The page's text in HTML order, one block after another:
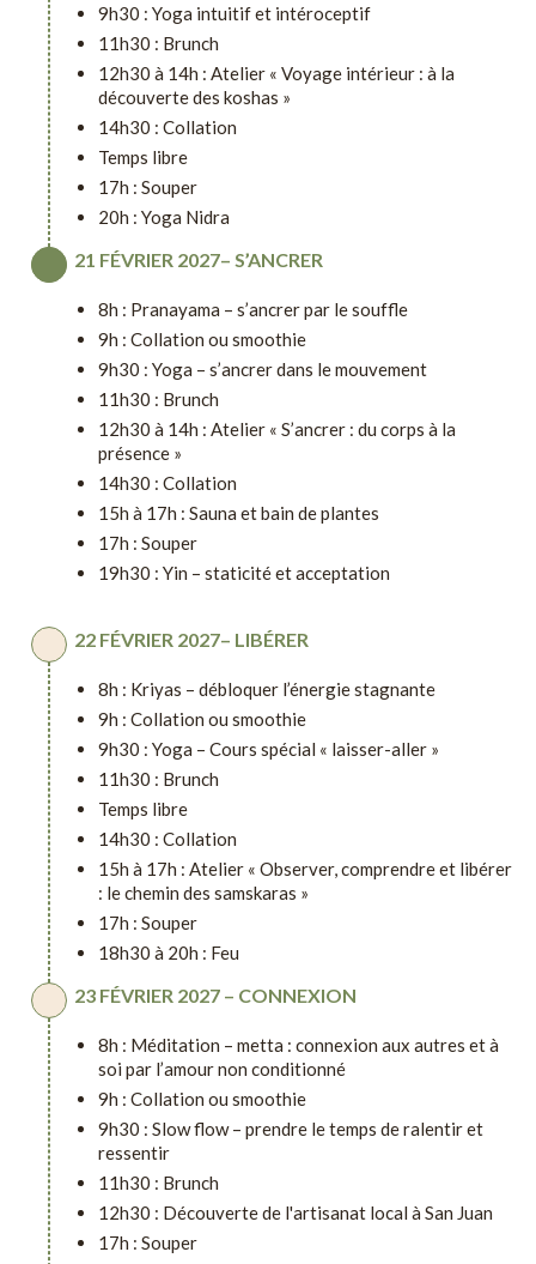
9h30 : Yoga intuitif et intéroceptif
11h30 : Brunch
12h30 à 14h : Atelier « Voyage intérieur : à la
découverte des koshas »
14h30 : Collation
Temps libre
17h : Souper
20h : Yoga Nidra
21 FÉVRIER 2027– S’ANCRER
8h : Pranayama – s’ancrer par le souffle
9h : Collation ou smoothie
9h30 : Yoga – s’ancrer dans le mouvement
11h30 : Brunch
12h30 à 14h : Atelier « S’ancrer : du corps à la
présence »
14h30 : Collation
15h à 17h : Sauna et bain de plantes
17h : Souper
19h30 : Yin – staticité et acceptation
22 FÉVRIER 2027– LIBÉRER
8h : Kriyas – débloquer l’énergie stagnante
9h : Collation ou smoothie
9h30 : Yoga – Cours spécial « laisser-aller »
11h30 : Brunch
Temps libre
14h30 : Collation
15h à 17h : Atelier « Observer, comprendre et libérer
: le chemin des samskaras »
17h : Souper
18h30 à 20h : Feu
23 FÉVRIER 2027 – CONNEXION
8h : Méditation – metta : connexion aux autres et à
soi par l’amour non conditionné
9h : Collation ou smoothie
9h30 : Slow flow – prendre le temps de ralentir et
ressentir
11h30 : Brunch
12h30 : Découverte de l'artisanat local à San Juan
17h : Souper